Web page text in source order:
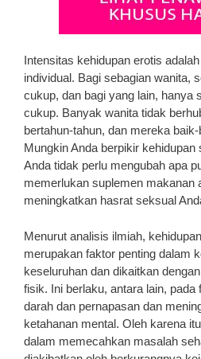
Intensitas kehidupan erotis
individual. Bagi sebagian wanita,
cukup, dan bagi yang lain, hanya
cukup. Banyak wanita tidak
bertahun-tahun, dan mereka
Mungkin Anda berpikir kehidupan
Anda tidak perlu mengubah apa
memerlukan suplemen makanan
meningkatkan hasrat seksual
Menurut analisis ilmiah,
merupakan faktor penting dalam
keseluruhan dan dikaitkan
fisik. Ini berlaku, antara lain,
darah dan pernapasan dan
ketahanan mental. Oleh karena
dalam memecahkan masalah